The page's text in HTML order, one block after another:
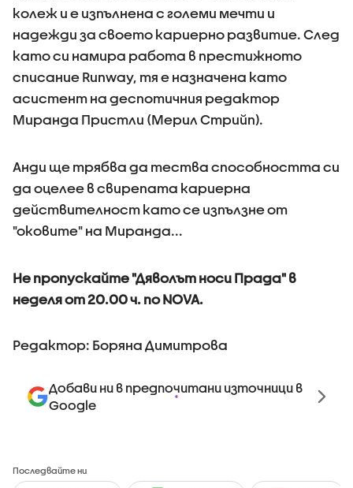
колеж и е изпълнена с големи мечти и
надежди за своето кариерно развитие. След
като си намира работа в престижното
списание Runway, тя е назначена като
асистент на деспотичния редактор
Миранда Пристли (Мерил Стрийп).
Анди ще трябва да тества способността си
да оцелее в свирепата кариерна
действителност като се изпълзне от
"оковите" на Миранда...
Не пропускайте "Дяволът носи Прада" в
неделя от 20.00 ч. по NOVA.
Редактор: Боряна Димитрова
Добави ни в предпочитани източници в
Google
Последвайте ни